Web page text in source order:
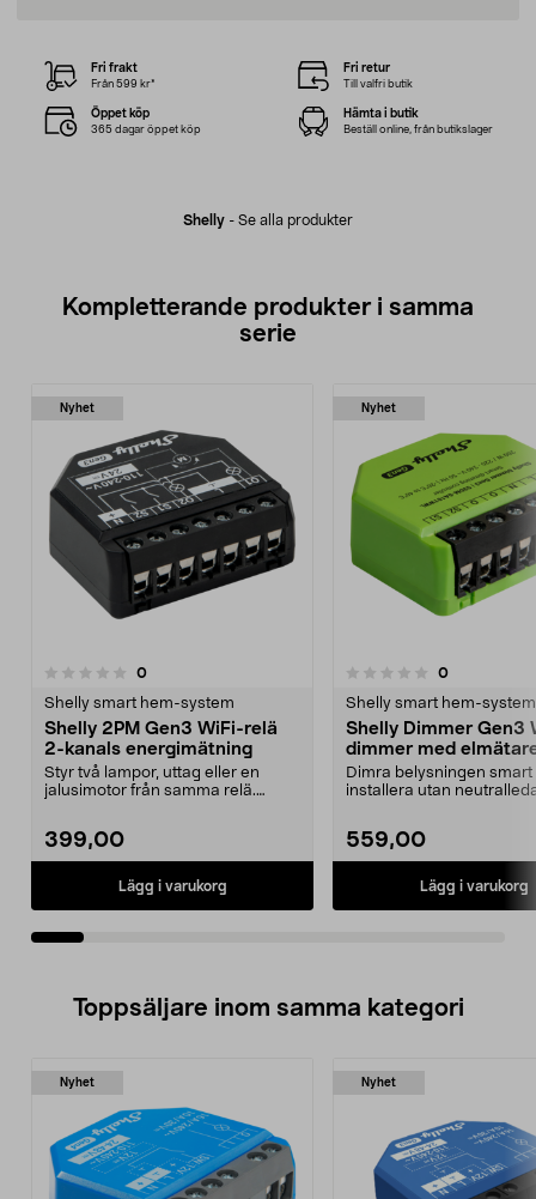
Shelly - Se alla produkter
Fri frakt
Från 599 kr*
Fri retur
Till valfri butik
Öppet köp
365 dagar öppet köp
Hämta i butik
Beställ online, från butikslager
Kompletterande produkter i samma
serie
Nyhet
0recensioner
Shelly smart hem-system
Shelly 2PM Gen3 WiFi-relä
2-kanals energimätning
Styr två lampor, uttag eller en
jalusimotor från samma relä.
399,00
Lägg i varukorg
Nyhet
0.0 av 5 stjärnor 0recensioner
Shelly smart hem-system
Shelly Dimmer Gen3
dimmer med
Dimra belysningen smart
installera utan
559,00
Lägg i varukorg
0.0 av 5 stjärnor
Toppsäljare inom samma kategori
Nyhet Nyhet